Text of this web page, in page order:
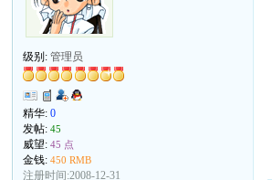
级别:管理员
精华:0
发帖:45
威望:45 点
金钱:450 RMB
注册时间:2008-12-31